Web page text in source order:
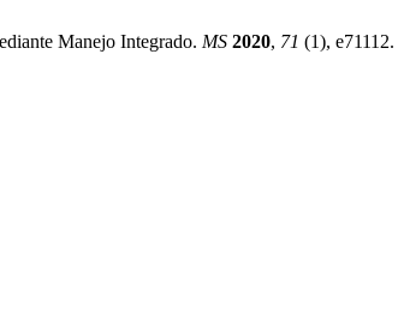
Manejo Integrado. MS 2020, 71 (1), e71112.